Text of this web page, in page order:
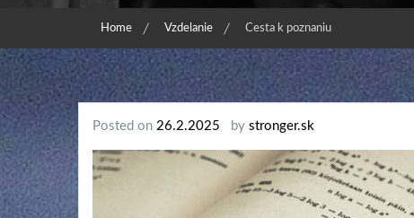
Home Vzdelanie Cesta k poznaniu
Posted on 26.2.2025 by stronger.sk